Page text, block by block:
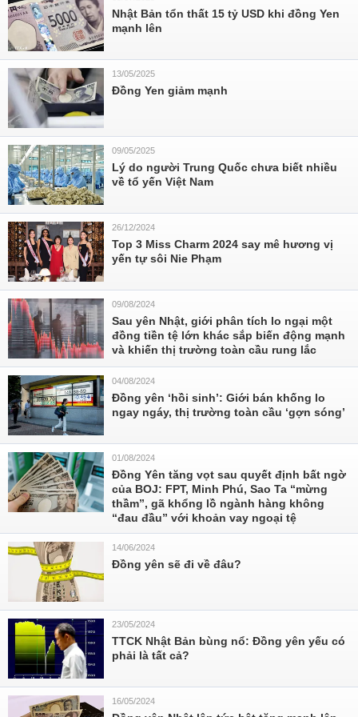
Nhật Bản tổn thất 15 tỷ USD khi đồng Yen
mạnh lên
13/05/2025
Đồng Yen giảm mạnh
09/05/2025
Lý do người Trung Quốc chưa biết nhiều
về tổ yến Việt Nam
26/12/2024
Top 3 Miss Charm 2024 say mê hương vị
yến tự sôi Nie Phạm
09/08/2024
Sau yên Nhật, giới phân tích lo ngại một
đồng tiền tệ lớn khác sắp biến động mạnh
và khiến thị trường toàn cầu rung lắc
04/08/2024
Đồng yên ‘hồi sinh’: Giới bán khống lo
ngay ngáy, thị trường toàn cầu ‘gợn sóng’
01/08/2024
Đồng Yên tăng vọt sau quyết định bất ngờ
của BOJ: FPT, Minh Phú, Sao Ta “mừng
thầm”, gã khổng lồ ngành hàng không
“đau đầu” với khoản vay ngoại tệ
14/06/2024
Đồng yên sẽ đi về đâu?
23/05/2024
TTCK Nhật Bản bùng nổ: Đồng yên yếu có
phải là tất cả?
16/05/2024